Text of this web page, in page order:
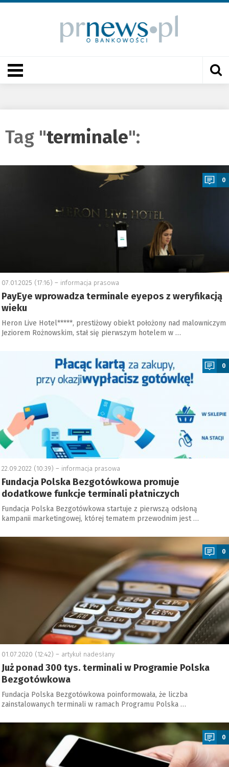
Tag "terminale":
0
07.01.2025 (17:16) – informacja prasowa
PayEye wprowadza terminale eyepos z weryfikacją
wieku
Heron Live Hotel*****, prestiżowy obiekt położony nad malowniczym
Jeziorem Rożnowskim, stał się pierwszym hotelem w …
0
22.09.2022 (10:39) – informacja prasowa
Fundacja Polska Bezgotówkowa promuje
dodatkowe funkcje terminali płatniczych
Fundacja Polska Bezgotówkowa startuje z pierwszą odsłoną
kampanii marketingowej, której tematem przewodnim jest …
0
01.07.2020 (12:42) – artykuł nadesłany
Już ponad 300 tys. terminali w Programie Polska
Bezgotówkowa
Fundacja Polska Bezgotówkowa poinformowała, że liczba
zainstalowanych terminali w ramach Programu Polska …
0